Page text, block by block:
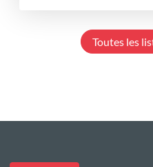
Toutes les